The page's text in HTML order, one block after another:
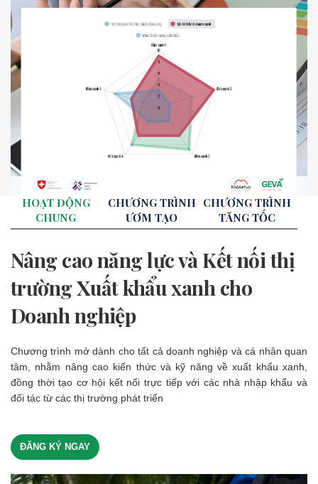
HOẠT ĐỘNG
CHUNG
CHƯƠNG TRÌNH
ƯƠM TẠO
CHƯƠNG TRÌNH
TĂNG TỐC
Nâng cao năng lực và Kết nối thị
trường Xuất khẩu xanh cho
Doanh nghiệp
Chương trình mở dành cho tất cả doanh nghiệp và cá nhân quan
tâm, nhằm nâng cao kiến thức và kỹ năng về xuất khẩu xanh,
đồng thời tạo cơ hội kết nối trực tiếp với các nhà nhập khẩu và
đối tác từ các thị trường phát triển
ĐĂNG KÝ NGAY